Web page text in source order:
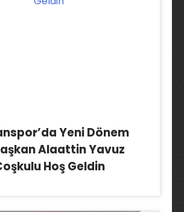
Yeni Dönem
Alaattin Yavuz
Hoş Geldin